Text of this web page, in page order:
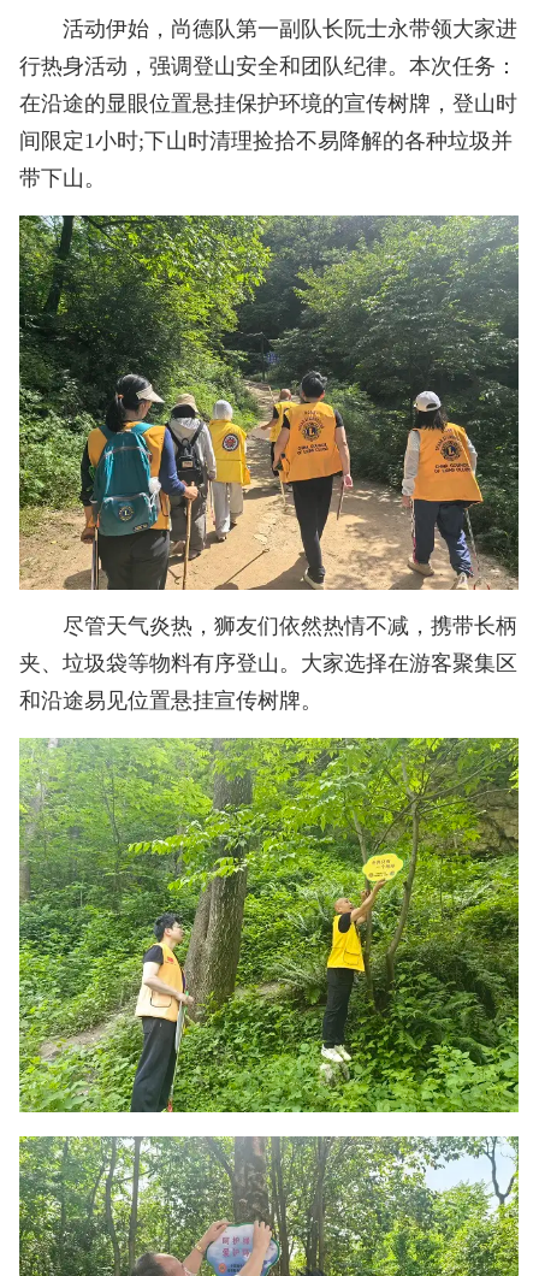
活动伊始，尚德队第一副队长阮士永带领大家进
行热身活动，强调登山安全和团队纪律。本次任务：
在沿途的显眼位置悬挂保护环境的宣传树牌，登山时
间限定1小时;下山时清理捡拾不易降解的各种垃圾并
带下山。
尽管天气炎热，狮友们依然热情不减，携带长柄
夹、垃圾袋等物料有序登山。大家选择在游客聚集区
和沿途易见位置悬挂宣传树牌。